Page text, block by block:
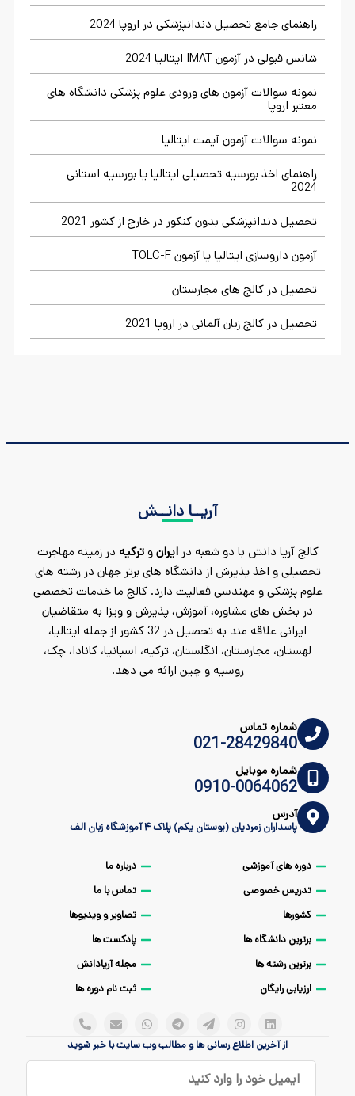
راهنمای جامع تحصیل دندانپزشکی در اروپا 2024
شانس قبولی در آزمون IMAT ایتالیا 2024
نمونه سوالات آزمون های ورودی علوم پزشکی دانشگاه های
معتبر اروپا
نمونه سوالات آزمون آیمت ایتالیا
راهنمای اخذ بورسیه تحصیلی ایتالیا یا بورسیه استانی
2024
تحصیل دندانپزشکی بدون کنکور در خارج از کشور 2021
آزمون داروسازی ایتالیا یا آزمون TOLC-F
تحصیل در کالج های مجارستان
تحصیل در کالج زبان آلمانی در اروپا 2021
آریــا دانــش
کالج آریا دانش با دو شعبه در ایرانوترکیه در زمینه مهاجرت
تحصیلی و اخذ پذیرش از دانشگاه های برتر جهان در رشته های
علوم پزشکی و مهندسی فعالیت دارد. کالج ما خدمات تخصصی
در بخش های مشاوره، آموزش، پذیرش و ویزا به متقاضیان
ایرانی علاقه مند به تحصیل در 32 کشور از جمله ایتالیا،
لهستان، مجارستان، انگلستان، ترکیه، اسپانیا، کانادا، چک،
روسیه و چین ارائه می دهد.
شماره تماس
021-28429840
شماره موبایل
0910-0064062
آدرس
پاسداران زمردیان (بوستان یکم) پلاک ۴ آموزشگاه زبان الف
دوره های آموزشی
تدریس خصوصی
کشورها
برترین دانشگاه ها
برترین رشته ها
ارزیابی رایگان
درباره ما
تماس با ما
تصاویر و ویدیوها
پادکست ها
مجله آریادانش
ثبت نام دوره ها
از آخرین اطلاع رسانی ها و مطالب وب سایت با خبر شوید